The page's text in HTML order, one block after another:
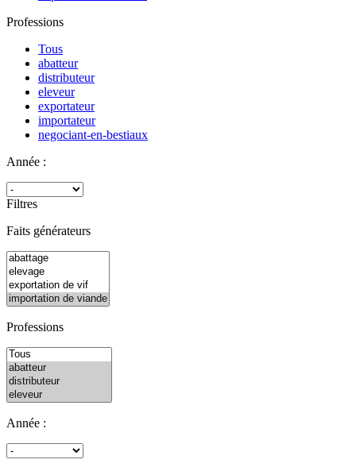
Professions
Tous
abatteur
distributeur
eleveur
exportateur
importateur
negociant-en-bestiaux
Année :
Filtres
Faits générateurs
Professions
Année :